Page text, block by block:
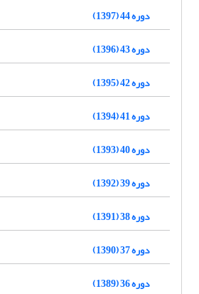
دوره 44 (1397)
دوره 43 (1396)
دوره 42 (1395)
دوره 41 (1394)
دوره 40 (1393)
دوره 39 (1392)
دوره 38 (1391)
دوره 37 (1390)
دوره 36 (1389)